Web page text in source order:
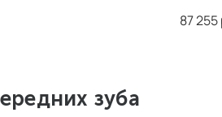
87 255
зуба